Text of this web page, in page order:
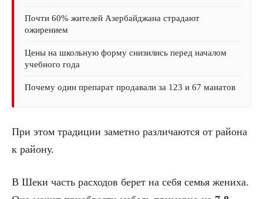
Почти 60% жителей Азербайджана страдают
ожирением
Цены на школьную форму снизились перед началом
учебного года
Почему один препарат продавали за 123 и 67 манатов
При этом традиции заметно различаются от района
к району.
В Шеки часть расходов берет на себя семья жениха.